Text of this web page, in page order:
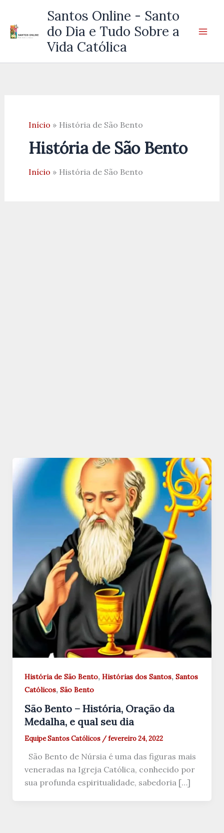
Santos Online - Santo
do Dia e Tudo Sobre a
Vida Católica
Início História de São Bento
História de São Bento
Início História de São Bento
História de São Bento, Histórias dos Santos, Santos
Católicos, São Bento
São Bento – História, Oração da
Medalha, e qual seu dia
Equipe Santos Católicos /fevereiro 24, 2022
São Bento de Núrsia é uma das figuras mais
veneradas na Igreja Católica, conhecido por
sua profunda espiritualidade, sabedoria […]